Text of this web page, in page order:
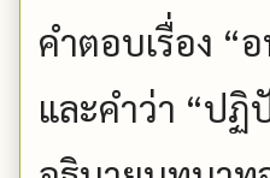
คำตอบเรื่อง “
และคำว่า “ปฏิ